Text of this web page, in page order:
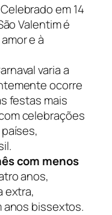
Celebrado em 14
Valentim é
e à
varia a
ocorre
festas mais
celebrações
com menos
anos,
extra,
anos bissextos.